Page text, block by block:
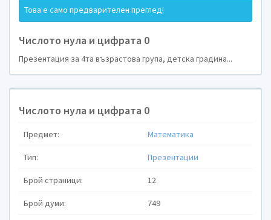
продължава.
Ви е
Това е само предварителен преглед!
Числото нула и цифрата 0
Презентация за 4та възрастова група, детска градина...
Числото нула и цифрата 0
Предмет: Математика
Тип: Презентации
Брой страници: 12
Брой думи: 749